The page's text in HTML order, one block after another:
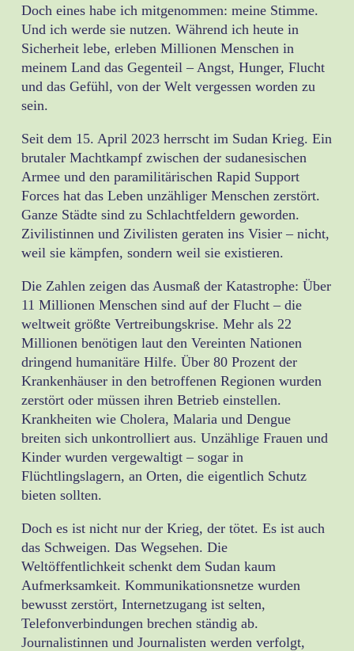
Doch eines habe ich mitgenommen: meine Stimme.
Und ich werde sie nutzen. Während ich heute in
Sicherheit lebe, erleben Millionen Menschen in
meinem Land das Gegenteil – Angst, Hunger, Flucht
und das Gefühl, von der Welt vergessen worden zu
sein.
Seit dem 15. April 2023 herrscht im Sudan Krieg. Ein
brutaler Machtkampf zwischen der sudanesischen
Armee und den paramilitärischen Rapid Support
Forces hat das Leben unzähliger Menschen zerstört.
Ganze Städte sind zu Schlachtfeldern geworden.
Zivilistinnen und Zivilisten geraten ins Visier – nicht,
weil sie kämpfen, sondern weil sie existieren.
Die Zahlen zeigen das Ausmaß der Katastrophe: Über
11 Millionen Menschen sind auf der Flucht – die
weltweit größte Vertreibungskrise. Mehr als 22
Millionen benötigen laut den Vereinten Nationen
dringend humanitäre Hilfe. Über 80 Prozent der
Krankenhäuser in den betroffenen Regionen wurden
zerstört oder müssen ihren Betrieb einstellen.
Krankheiten wie Cholera, Malaria und Dengue
breiten sich unkontrolliert aus. Unzählige Frauen und
Kinder wurden vergewaltigt – sogar in
Flüchtlingslagern, an Orten, die eigentlich Schutz
bieten sollten.
Doch es ist nicht nur der Krieg, der tötet. Es ist auch
das Schweigen. Das Wegsehen. Die
Weltöffentlichkeit schenkt dem Sudan kaum
Aufmerksamkeit. Kommunikationsnetze wurden
bewusst zerstört, Internetzugang ist selten,
Telefonverbindungen brechen ständig ab.
Journalistinnen und Journalisten werden verfolgt,